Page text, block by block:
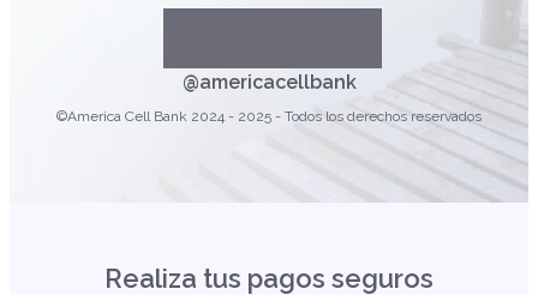
Youtube
@americacellbank
©America Cell Bank 2024 - 2025 - Todos los derechos reservados
Realiza tus pagos seguros